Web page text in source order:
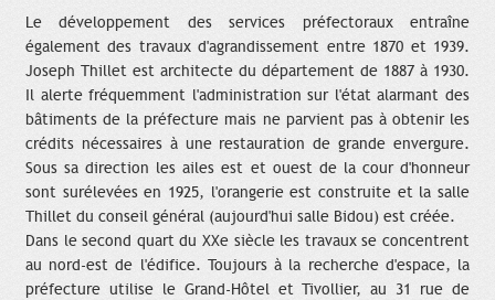
Le développement des services préfectoraux entraîne
également des travaux d'agrandissement entre 1870 et 1939.
Joseph Thillet est architecte du département de 1887 à 1930.
Il alerte fréquemment l'administration sur l'état alarmant des
bâtiments de la préfecture mais ne parvient pas à obtenir les
crédits nécessaires à une restauration de grande envergure.
Sous sa direction les ailes est et ouest de la cour d'honneur
sont surélevées en 1925, l'orangerie est construite et la salle
Thillet du conseil général (aujourd'hui salle Bidou) est créée.
Dans le second quart du XXe siècle les travaux se concentrent
au nord-est de l'édifice. Toujours à la recherche d'espace, la
préfecture utilise le Grand-Hôtel et Tivollier, au 31 rue de